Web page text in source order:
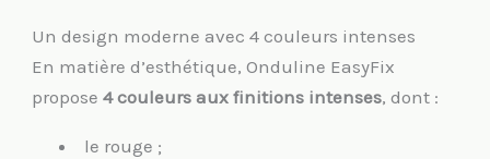
Un design moderne avec 4 couleurs intenses
En matière d’esthétique, Onduline EasyFix
propose4 couleurs aux finitions intenses, dont :
le rouge ;